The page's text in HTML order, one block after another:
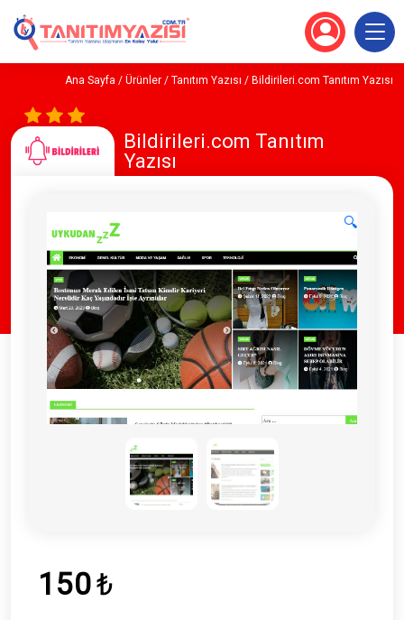
Ana Sayfa / Ürünler / Tanıtım Yazısı / Bildirileri.com Tanıtım Yazısı
Bildirileri.com Tanıtım
Yazısı
🔍
150₺